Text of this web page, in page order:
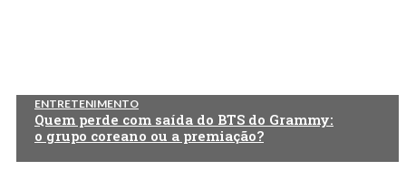
ENTRETENIMENTO
Quem perde com saída do BTS do Grammy:
o grupo coreano ou a premiação?